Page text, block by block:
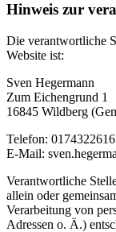
Hinweis zur
Die verantwortliche
Website ist:
Sven Hegermann
Zum Eichengrund 1
16845 Wildberg
Telefon:
E-Mail:
Verantwortliche
allein oder
Verarbeitung von
Adressen o. Ä.)